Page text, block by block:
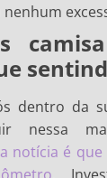
dentro da
nessa
notícia é